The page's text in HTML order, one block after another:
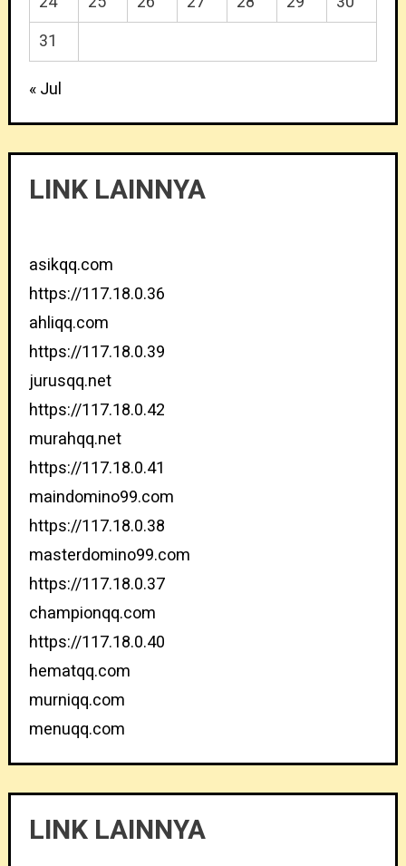
31
« Jul
LINK LAINNYA
asikqq.com
https://117.18.0.36
ahliqq.com
https://117.18.0.39
jurusqq.net
https://117.18.0.42
murahqq.net
https://117.18.0.41
maindomino99.com
https://117.18.0.38
masterdomino99.com
https://117.18.0.37
championqq.com
https://117.18.0.40
hematqq.com
murniqq.com
menuqq.com
LINK LAINNYA